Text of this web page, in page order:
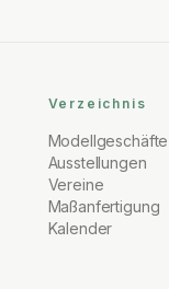
Verzeichnis
Modellgeschäfte
Ausstellungen
Vereine
Maßanfertigung
Kalender